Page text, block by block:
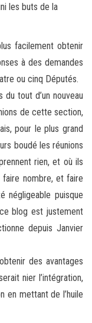
les buts de la
facilement obtenir
à des demandes
ou cinq Députés.
du tout d’un nouveau
de cette section,
pour le plus grand
boudé les réunions
rien, et où ils
faire nombre, et faire
négligeable puisque
blog est justement
depuis Janvier
des avantages
nier l’intégration,
en mettant de l’huile